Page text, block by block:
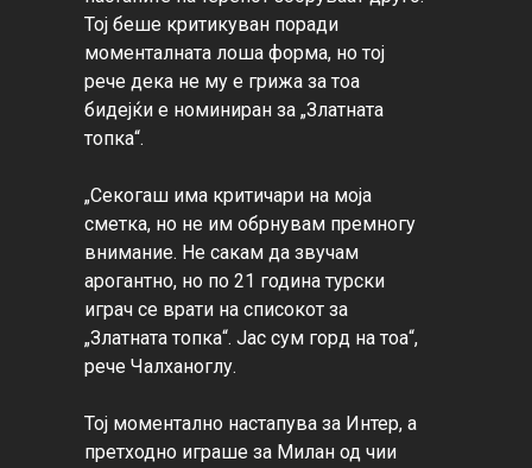
Тој беше критикуван поради
моменталната лоша форма, но тој
рече дека не му е грижа за тоа
бидејќи е номиниран за „Златната
топка“.
„Секогаш има критичари на моја
сметка, но не им обрнувам премногу
внимание. Не сакам да звучам
арогантно, но по 21 година турски
играч се врати на списокот за
„Златната топка“. Јас сум горд на тоа“,
рече Чалханоглу.
Тој моментално настапува за Интер, а
претходно играше за Милан од чии